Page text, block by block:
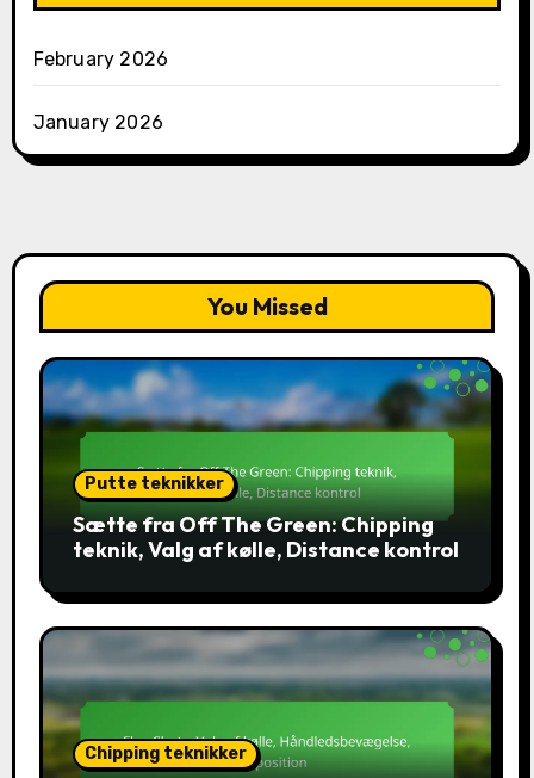
February 2026
January 2026
You Missed
Putte teknikker
Sætte fra Off The Green: Chipping
teknik, Valg af kølle, Distance kontrol
Chipping teknikker